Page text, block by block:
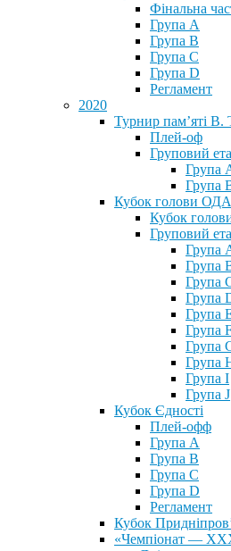
Фінальна
Група А
Група В
Група С
Група D
Регламент
2020
Турнир пам’яті В.
Плей-оф
Груповий
Група
Група
Кубок голови
Кубок
Груповий
Група
Група
Група
Група
Група
Група
Група
Група
Група I
Група J
Кубок Єдності
Плей-офф
Група А
Група В
Група С
Група D
Регламент
Кубок
«Чемпіонат —